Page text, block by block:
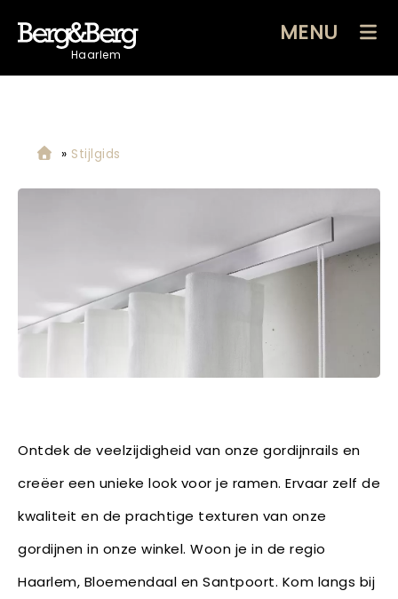
Haarlem
MENU
» Stijlgids
Ontdek de veelzijdigheid van onze gordijnrails en
creëer een unieke look voor je ramen. Ervaar zelf de
kwaliteit en de prachtige texturen van onze
gordijnen in onze winkel. Woon je in de regio
Haarlem, Bloemendaal en Santpoort. Kom langs bij